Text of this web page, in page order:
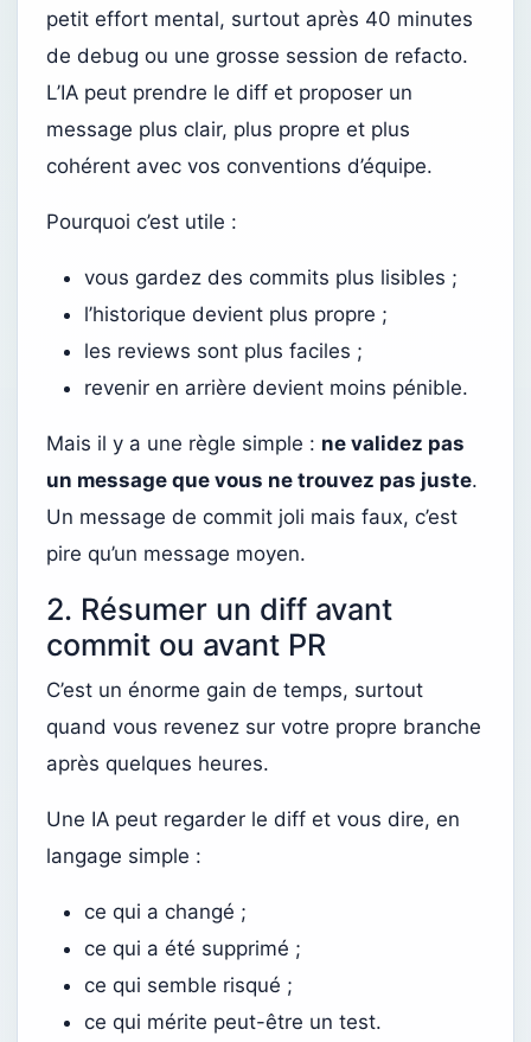
petit effort mental, surtout après 40 minutes
de debug ou une grosse session de refacto.
L’IA peut prendre le diff et proposer un
message plus clair, plus propre et plus
cohérent avec vos conventions d’équipe.
Pourquoi c’est utile :
vous gardez des commits plus lisibles ;
l’historique devient plus propre ;
les reviews sont plus faciles ;
revenir en arrière devient moins pénible.
Mais il y a une règle simple : ne validez pas
un message que vous ne trouvez pas juste.
Un message de commit joli mais faux, c’est
pire qu’un message moyen.
2. Résumer un diff avant
commit ou avant PR
C’est un énorme gain de temps, surtout
quand vous revenez sur votre propre branche
après quelques heures.
Une IA peut regarder le diff et vous dire, en
langage simple :
ce qui a changé ;
ce qui a été supprimé ;
ce qui semble risqué ;
ce qui mérite peut-être un test.